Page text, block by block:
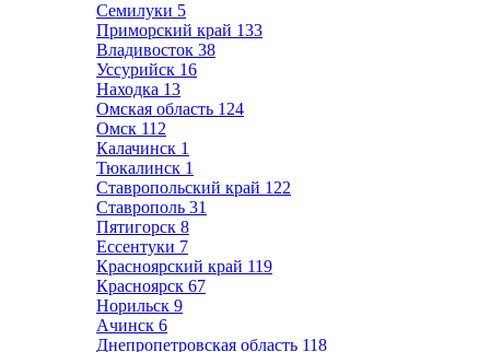
Семилуки 5
Приморский край 133
Владивосток 38
Уссурийск 16
Находка 13
Омская область 124
Омск 112
Калачинск 1
Тюкалинск 1
Ставропольский край 122
Ставрополь 31
Пятигорск 8
Ессентуки 7
Красноярский край 119
Красноярск 67
Норильск 9
Ачинск 6
Днепропетровская область 118